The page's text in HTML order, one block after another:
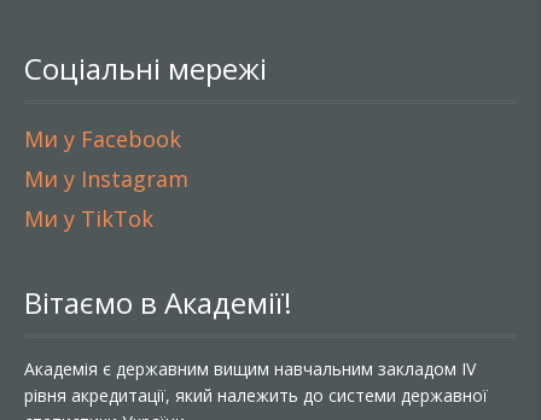
Соціальні мережі
Ми у Facebook
Ми у Instagram
Ми у TikTok
Вітаємо в Академії!
Академія є державним вищим навчальним закладом IV
рівня акредитації, який належить до системи державної